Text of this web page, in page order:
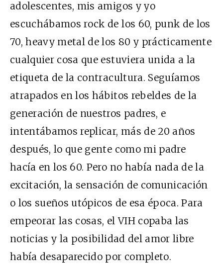
adolescentes, mis amigos y yo
escuchábamos rock de los 60, punk de los
70, heavy metal de los 80 y prácticamente
cualquier cosa que estuviera unida a la
etiqueta de la contracultura. Seguíamos
atrapados en los hábitos rebeldes de la
generación de nuestros padres, e
intentábamos replicar, más de 20 años
después, lo que gente como mi padre
hacía en los 60. Pero no había nada de la
excitación, la sensación de comunicación
o los sueños utópicos de esa época. Para
empeorar las cosas, el VIH copaba las
noticias y la posibilidad del amor libre
había desaparecido por completo.